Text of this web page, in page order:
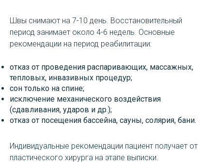
Швы снимают на 7-10 день. Восстановительный
период занимает около 4-6 недель. Основные
рекомендации на период реабилитации:
отказ от проведения распаривающих, массажных,
тепловых, инвазивных процедур;
сон только на спине;
исключение механического воздействия
(сдавливания, ударов и др.);
отказ от посещения бассейна, сауны, солярия, бани.
Индивидуальные рекомендации пациент получает от
пластического хирурга на этапе выписки.